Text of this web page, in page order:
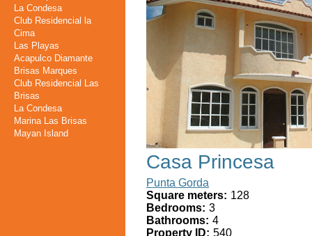
La Condesa
Club Residencial la
Cima
Las Playas
Acapulco Diamante
Brisas Marques
Club Residencial Las
Brisas
La Condesa
Marina Las Brisas
Mayan Island
Casa Princesa
Punta Gorda
Square meters: 128
Bedrooms: 3
Bathrooms: 4
Property ID: 540